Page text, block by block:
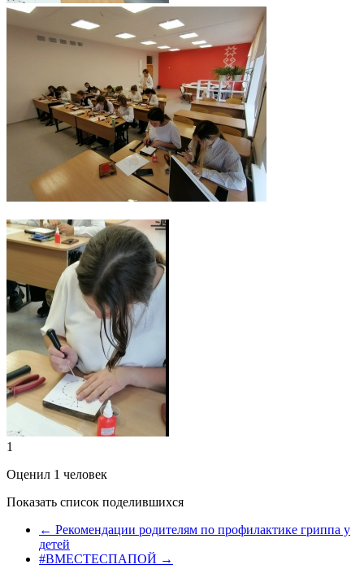
1
Оценил 1 человек
Показать список поделившихся
← Рекомендации родителям по профилактике гриппа у
детей
#ВМЕСТЕСПАПОЙ →